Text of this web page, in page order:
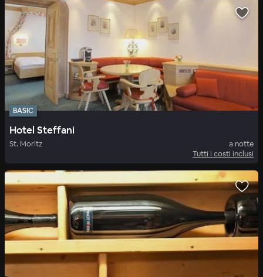
BASIC
Hotel Steffani
St. Moritz
a notte
Tutti i costi inclusi